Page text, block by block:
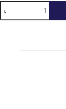
BMW
BOMBE
Menge